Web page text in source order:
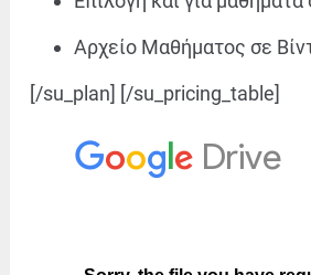
Αρχείο Μαθήματος σε
[/su_plan] [/su_pricing_table]